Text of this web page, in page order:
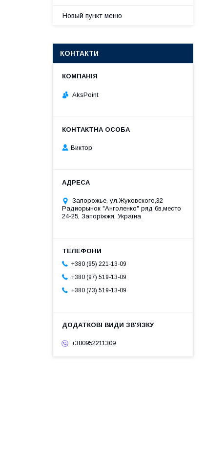
Новый пункт меню
КОНТАКТИ
AksPoint
Виктор
Запорожье, ул.Жуковского,32
Радиорынок "Анголенко" ряд 6в,место
24-25, Запоріжжя, Україна
+380 (95) 221-13-09
+380 (97) 519-13-09
+380 (73) 519-13-09
+380952211309